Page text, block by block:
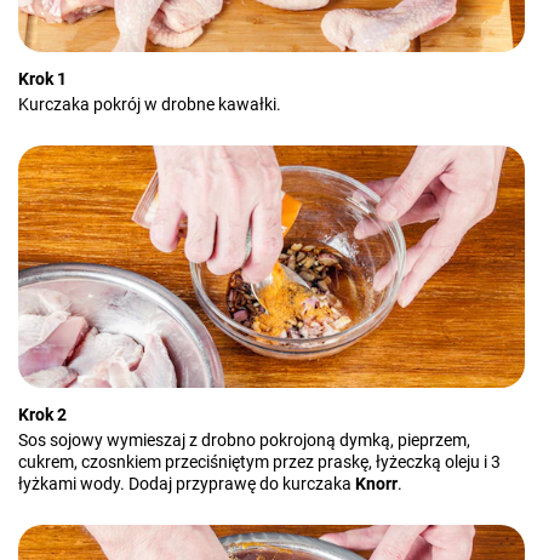
Krok 1
Kurczaka pokrój w drobne kawałki.
Krok 2
Sos sojowy wymieszaj z drobno pokrojoną dymką, pieprzem,
cukrem, czosnkiem przeciśniętym przez praskę, łyżeczką oleju i 3
łyżkami wody. Dodaj przyprawę do kurczaka Knorr.